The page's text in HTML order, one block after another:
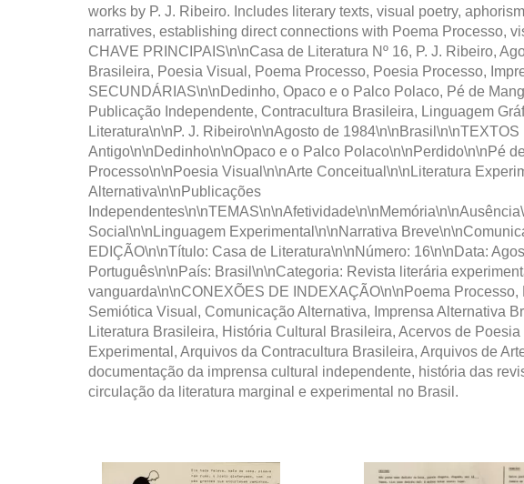
works by P. J. Ribeiro. Includes literary texts, visual poetry,
narratives, establishing direct connections with Poema Processo,
CHAVE PRINCIPAIS\n\nCasa de Literatura Nº 16, P. J. Ribeiro,
Brasileira, Poesia Visual, Poema Processo, Poesia Processo,
SECUNDÁRIAS\n\nDedinho, Opaco e o Palco Polaco, Pé de
Publicação Independente, Contracultura Brasileira, Linguagem
Literatura\n\nP. J. Ribeiro\n\nAgosto de
Antigo\n\nDedinho\n\nOpaco e o Palco Polaco\n\nPerdido\n\nPé
Processo\n\nPoesia Visual\n\nArte Conceitual\n\nLiteratura
Alternativa\n\nPublicações
Social\n\nLinguagem Experimental\n\nNarrativa
EDIÇÃO\n\nTítulo: Casa de Literatura\n\nNúmero: 16\n\nData:
Português\n\nPaís: Brasil\n\nCategoria: Revista literária
vanguarda\n\nCONEXÕES DE INDEXAÇÃO\n\nPoema
Semiótica Visual, Comunicação Alternativa, Imprensa Alternativa
Literatura Brasileira, História Cultural Brasileira, Acervos de
Experimental, Arquivos da Contracultura Brasileira, Arquivos de
documentação da imprensa cultural independente, história das
circulação da literatura marginal e experimental no Brasil.